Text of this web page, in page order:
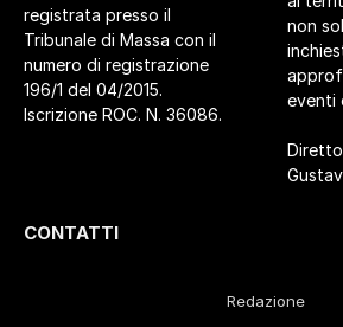
registrata presso il
Tribunale di Massa con il
numero di registrazione
196/1 del 04/2015.
Iscrizione ROC. N. 36086.
non
eventi
CONTATTI
Redazione